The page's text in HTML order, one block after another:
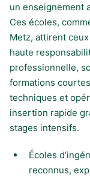
un enseignement
Ces écoles,
Metz, attirent
haute
professionnelle,
formations
techniques et
insertion rapide
stages intensifs.
Écoles
reconnus,